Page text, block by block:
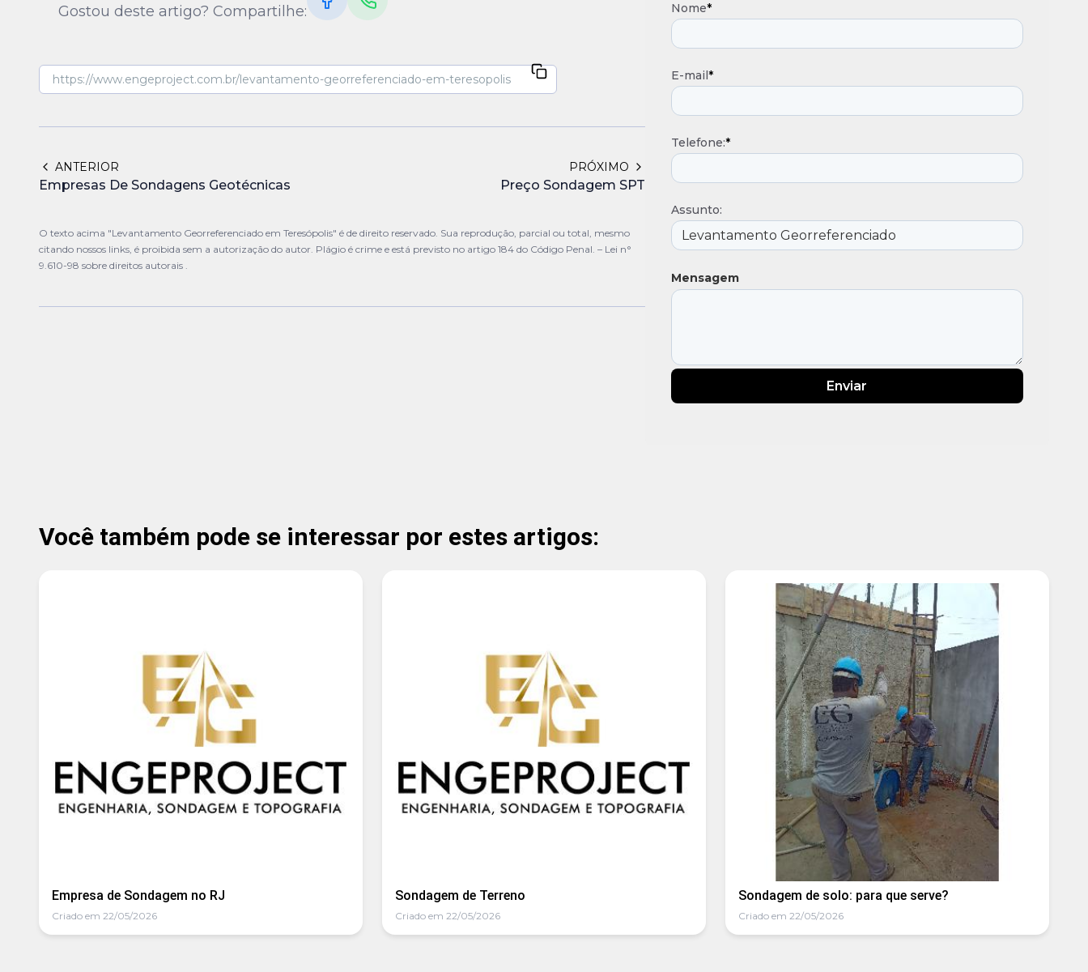
Gostou deste artigo? Compartilhe:
ANTERIOR
Empresas De Sondagens Geotécnicas
PRÓXIMO
Preço Sondagem SPT
O texto acima "Levantamento Georreferenciado em Teresópolis" é de direito reservado. Sua reprodução, parcial ou total, mesmo
citando nossos links, é proibida sem a autorização do autor. Plágio é crime e está previsto no artigo 184 do Código Penal. – Lei n°
9.610-98 sobre direitos autorais .
Nome*
E-mail *
Telefone:*
Assunto:
Mensagem
Enviar
Você também pode se interessar por estes artigos:
Empresa de Sondagem no RJ
Criado em 22/05/2026
Sondagem de Terreno
Criado em 22/05/2026
Sondagem de solo: para que serve?
Criado em 22/05/2026